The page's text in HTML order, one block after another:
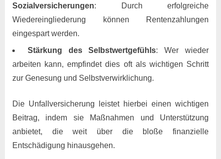
Sozialversicherungen: Durch erfolgreiche
Wiedereingliederung können Rentenzahlungen
eingespart werden.
Stärkung des Selbstwertgefühls: Wer wieder
arbeiten kann, empfindet dies oft als wichtigen Schritt
zur Genesung und Selbstverwirklichung.
Die Unfallversicherung leistet hierbei einen wichtigen
Beitrag, indem sie Maßnahmen und Unterstützung
anbietet, die weit über die bloße finanzielle
Entschädigung hinausgehen. ​